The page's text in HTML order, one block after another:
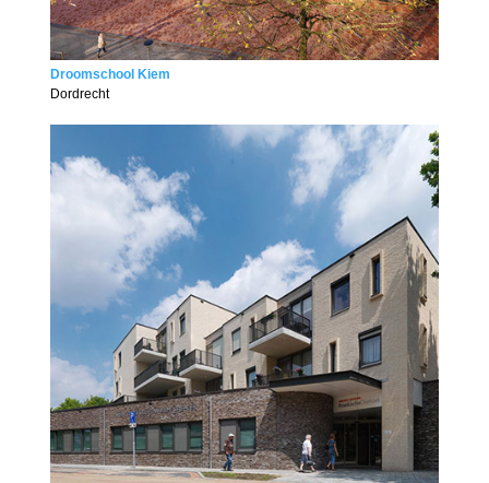
Droomschool Kiem
Dordrecht